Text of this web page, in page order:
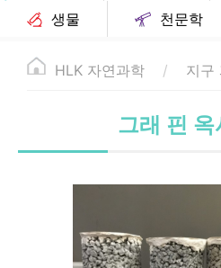
생물
천문학
HLK 자연과학 지구
그래 핀